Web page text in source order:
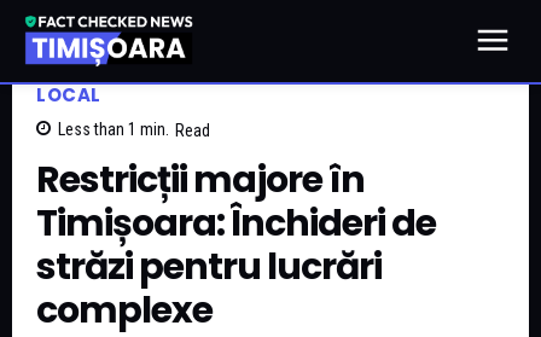
LOCAL
Less than 1 min. Read
Restricții majore în
Timișoara: Închideri de
străzi pentru lucrări
complexe